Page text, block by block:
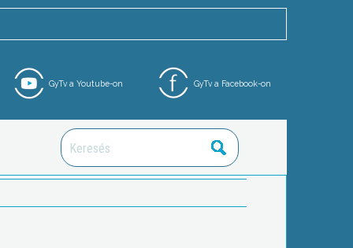
GyTv a Facebook-on
GyTv a Youtube-on